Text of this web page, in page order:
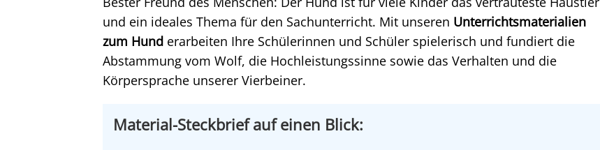
und ein ideales Thema für den Sachunterricht. Mit unseren Unterrichtsmaterialien
zum Hund erarbeiten Ihre Schülerinnen und Schüler spielerisch und fundiert die
Abstammung vom Wolf, die Hochleistungssinne sowie das Verhalten und die
Körpersprache unserer Vierbeiner.
Material-Steckbrief auf einen Blick: